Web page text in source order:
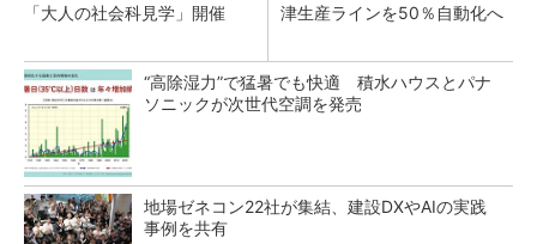
「大人の社会科見学」開催
津生産ラインを50％自動化へ
“高除湿力”で猛暑でも快適 積水ハウスとパナ
ソニックが次世代空調を発売
地場ゼネコン22社が集結、建設DXやAIの実践
事例を共有